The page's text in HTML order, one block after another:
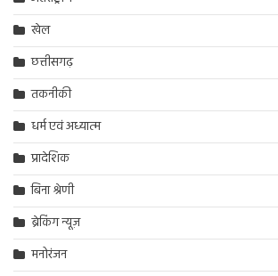
खेल
छत्तीसगढ़
तकनीकी
धर्म एवं अध्यात्म
प्रादेशिक
बिना श्रेणी
ब्रेकिंग न्यूज़
मनोरंजन